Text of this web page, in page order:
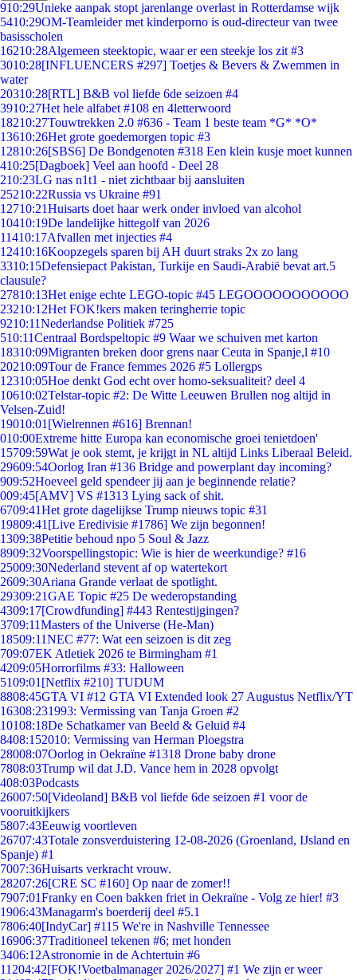
910:29Unieke aanpak stopt jarenlange overlast in Rotterdamse wijk
5410:29OM-Teamleider met kinderporno is oud-directeur van twee
basisscholen
16210:28Algemeen steektopic, waar er een steekje los zit #3
3010:28[INFLUENCERS #297] Toetjes & Bevers & Zwemmen in
water
20310:28[RTL] B&B vol liefde 6de seizoen #4
3910:27Het hele alfabet #108 en 4letterwoord
18210:27Touwtrekken 2.0 #636 - Team 1 beste team *G* *O*
13610:26Het grote goedemorgen topic #3
12810:26[SBS6] De Bondgenoten #318 Een klein kusje moet kunnen
410:25[Dagboek] Veel aan hoofd - Deel 28
210:23LG nas n1t1 - niet zichtbaar bij aansluiten
25210:22Russia vs Ukraine #91
12710:21Huisarts doet haar werk onder invloed van alcohol
10410:19De landelijke hittegolf van 2026
11410:17Afvallen met injecties #4
12410:16Koopzegels sparen bij AH duurt straks 2x zo lang
3310:15Defensiepact Pakistan, Turkije en Saudi-Arabië bevat art.5
clausule?
27810:13Het enige echte LEGO-topic #45 LEGOOOOOOOOOOO
23210:12Het FOK!kers maken teringherrie topic
9210:11Nederlandse Politiek #725
510:11Centraal Bordspeltopic #9 Waar we schuiven met karton
18310:09Migranten breken door grens naar Ceuta in Spanje,l #10
20210:09Tour de France femmes 2026 #5 Lollergps
12310:05Hoe denkt God echt over homo-seksualiteit? deel 4
10610:02Telstar-topic #2: De Witte Leeuwen Brullen nog altijd in
Velsen-Zuid!
19010:01 [Wielrennen #616] Brennan!
010:00Extreme hitte Europa kan economische groei tenietdoen'
15709:59Wat je ook stemt, je krijgt in NL altijd Links Liberaal Beleid.
29609:54Oorlog Iran #136 Bridge and powerplant day incoming?
909:52Hoeveel geld spendeer jij aan je beginnende relatie?
009:45[AMV] VS #1313 Lying sack of shit.
6709:41Het grote dagelijkse Trump nieuws topic #31
19809:41 [Live Eredivisie #1786] We zijn begonnen!
1309:38Petitie behoud npo 5 Soul & Jazz
8909:32Voorspellingstopic: Wie is hier de weerkundige? #16
25009:30Nederland stevent af op watertekort
2609:30Ariana Grande verlaat de spotlight.
29309:21GAE Topic #25 De wederopstanding
4309:17[Crowdfunding] #443 Rentestijgingen?
3709:11Masters of the Universe (He-Man)
18509:11NEC #77: Wat een seizoen is dit zeg
709:07EK Atletiek 2026 te Birmingham #1
4209:05Horrorfilms #33: Halloween
5109:01 [Netflix #210] TUDUM
8808:45GTA VI #12 GTA VI Extended look 27 Augustus Netflix/YT
16308:231993: Vermissing van Tanja Groen #2
10108:18De Schatkamer van Beeld & Geluid #4
8408:152010: Vermissing van Herman Ploegstra
28008:07Oorlog in Oekraïne #1318 Drone baby drone
7808:03Trump wil dat J.D. Vance hem in 2028 opvolgt
408:03Podcasts
26007:50[Videoland] B&B vol liefde 6de seizoen #1 voor de
vooruitkijkers
5807:43Eeuwig voortleven
26707:43Totale zonsverduistering 12-08-2026 (Groenland, IJsland en
Spanje) #1
7007:36Huisarts verkracht vrouw.
28207:26[CRE SC #160] Op naar de zomer!!
7907:01Franky en Coen bakken friet in Oekraïne - Volg ze hier! #3
1906:43Managarm's boerderij deel #5.1
7806:40[IndyCar] #115 We're in Nashville Tennessee
16906:37Traditioneel tekenen #6; met honden
3406:12Astronomie in de Achtertuin #6
11204:42[FOK!Voetbalmanager 2026/2027] #1 We zijn er weer